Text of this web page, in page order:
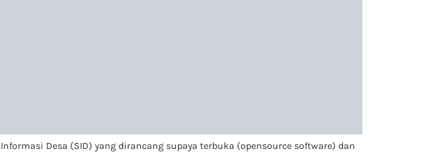
Desa (SID) yang dirancang supaya terbuka (opensource software) dan